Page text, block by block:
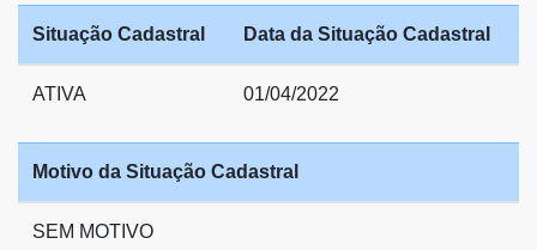
Situação Cadastral Data da Situação Cadastral
ATIVA 01/04/2022
Motivo da Situação Cadastral
SEM MOTIVO